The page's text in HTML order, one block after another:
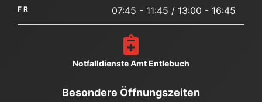
FR 07:45 - 11:45 / 13:00 - 16:45
Notfalldienste Amt Entlebuch
Besondere Öffnungszeiten